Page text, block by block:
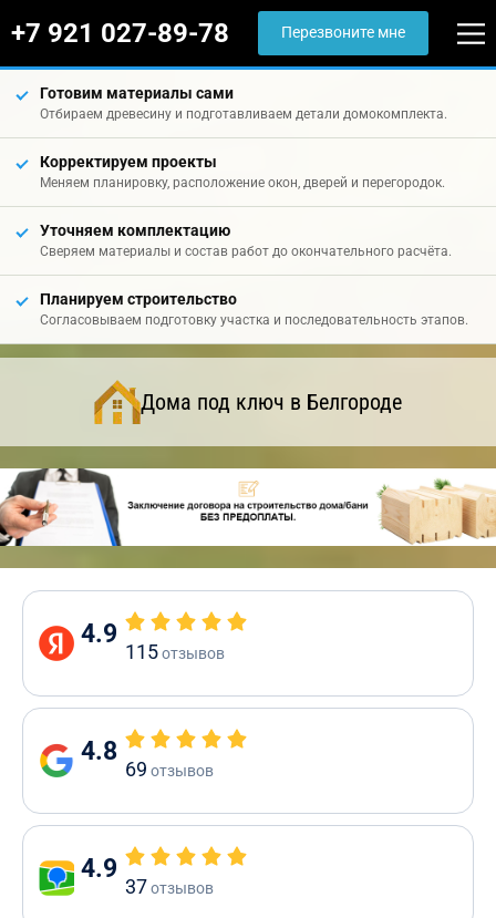
+7 921 027-89-78 Перезвоните мне
Готовим материалы сами
Отбираем древесину и подготавливаем детали домокомплекта.
Корректируем проекты
Меняем планировку, расположение окон, дверей и перегородок.
Уточняем комплектацию
Сверяем материалы и состав работ до окончательного расчёта.
Планируем строительство
Согласовываем подготовку участка и последовательность этапов.
Дома под ключ в Белгороде
4.9
115отзывов
4.8
69 отзывов
4.9
37отзывов